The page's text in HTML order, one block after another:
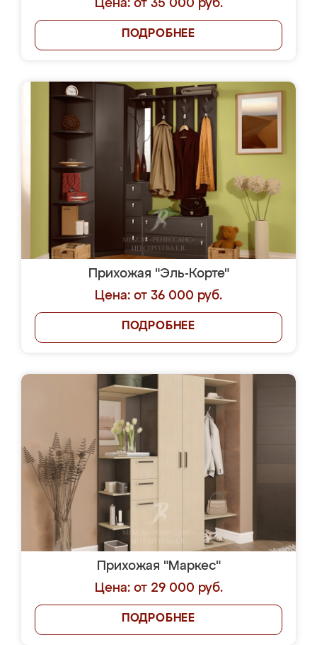
Цена: от 35 000 руб.
ПОДРОБНЕЕ
Прихожая "Эль-Корте"
Цена: от 36 000 руб.
ПОДРОБНЕЕ
Прихожая "Маркес"
Цена: от 29 000 руб.
ПОДРОБНЕЕ